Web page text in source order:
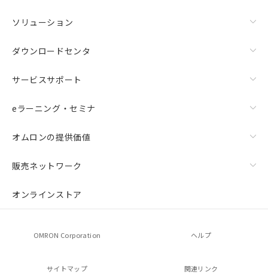
ソリューション
ダウンロードセンタ
サービスサポート
eラーニング・セミナ
オムロンの提供価値
販売ネットワーク
オンラインストア
OMRON Corporation ヘルプ
サイトマップ 関連リンク